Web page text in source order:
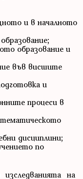
и в началното
образование и
във висшите
и
процеси в
дисциплини;
по
на